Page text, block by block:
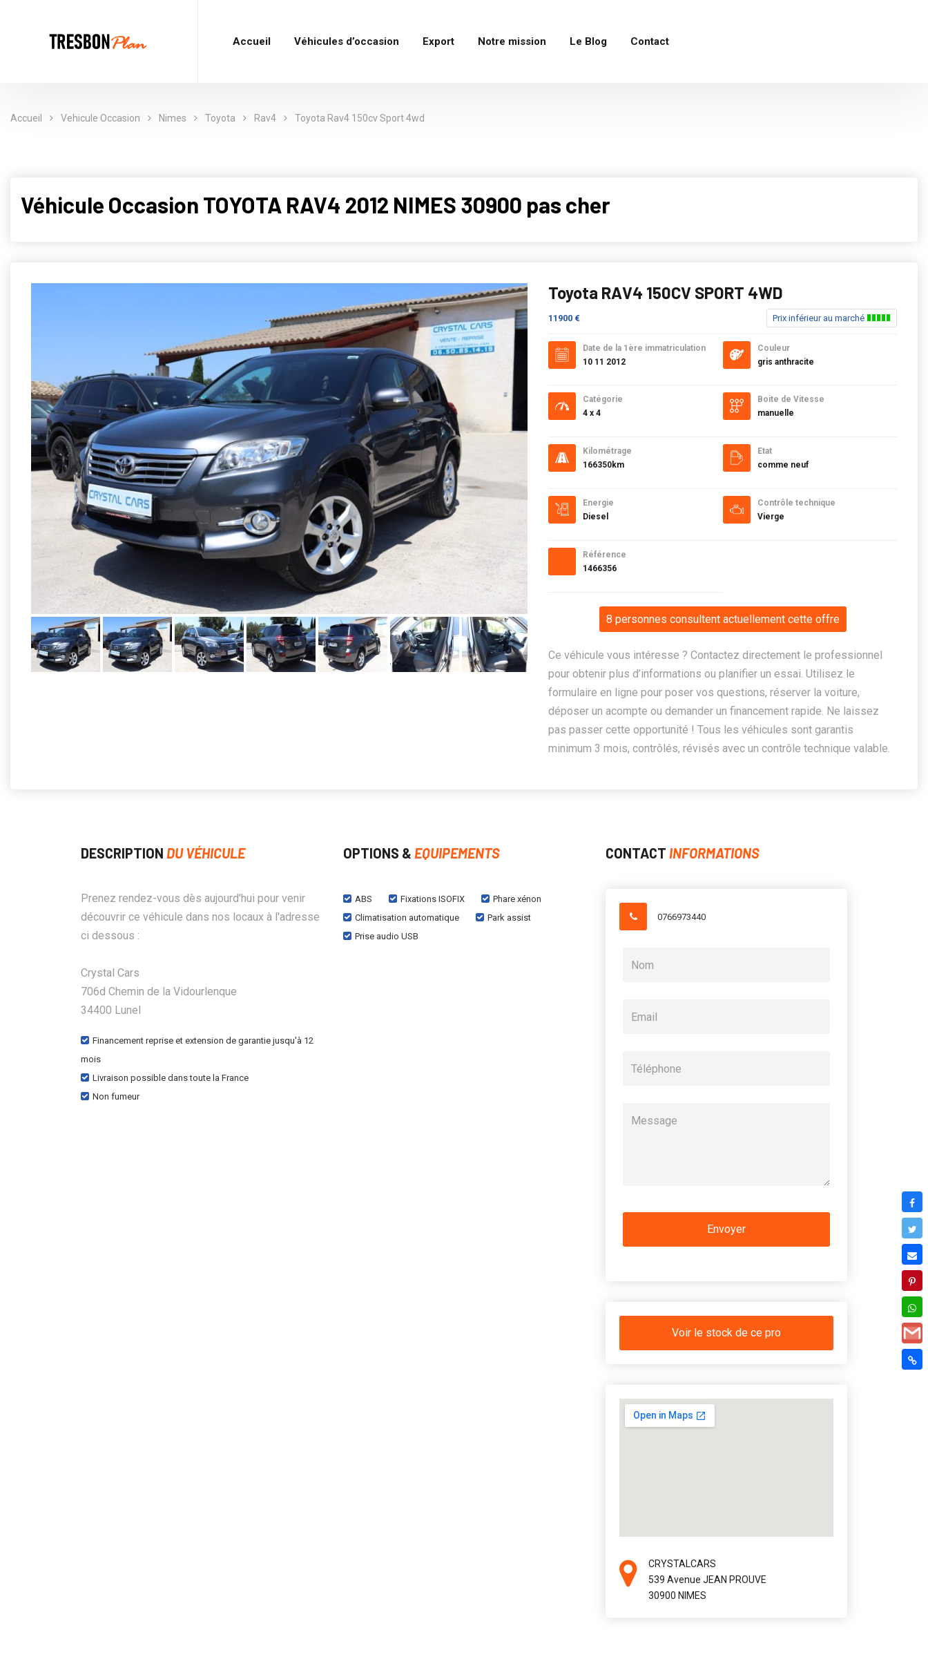
Accueil Véhicules d’occasion Export Notre mission Le Blog Contact
Accueil Vehicule Occasion Nimes Toyota Rav4 Toyota Rav4 150cv Sport 4wd
Véhicule Occasion TOYOTA RAV4 2012 NIMES 30900 pas cher
Toyota RAV4 150CV SPORT 4WD
11900 € Prix inférieur au marché
Date de la 1ère immatriculation
10 11 2012
Catégorie
4 x 4
Kilométrage
166350km
Energie
Diesel
Référence
1466356
Couleur
gris anthracite
Boite de Vitesse
manuelle
Etat
comme neuf
Contrôle technique
Vierge
8 personnes consultent actuellement cette offre
Ce véhicule vous intéresse ? Contactez directement le professionnel
pour obtenir plus d’informations ou planifier un essai. Utilisez le
formulaire en ligne pour poser vos questions, réserver la voiture,
déposer un acompte ou demander un financement rapide. Ne laissez
pas passer cette opportunité ! Tous les véhicules sont garantis
minimum 3 mois, contrôlés, révisés avec un contrôle technique valable.
DESCRIPTION DU VÉHICULE
Prenez rendez-vous dès aujourd'hui pour venir
découvrir ce véhicule dans nos locaux à l'adresse
ci dessous :
Crystal Cars
706d Chemin de la Vidourlenque
34400 Lunel
Financement reprise et extension de garantie jusqu'à 12
mois
Livraison possible dans toute la France
Non fumeur
OPTIONS & EQUIPEMENTS
ABS Fixations ISOFIX
Phare xénon
Climatisation automatique
Park assist
Prise audio USB
CONTACT INFORMATIONS
0766973440
Voir le stock de ce pro
CRYSTALCARS
539 Avenue JEAN PROUVE
30900 NIMES